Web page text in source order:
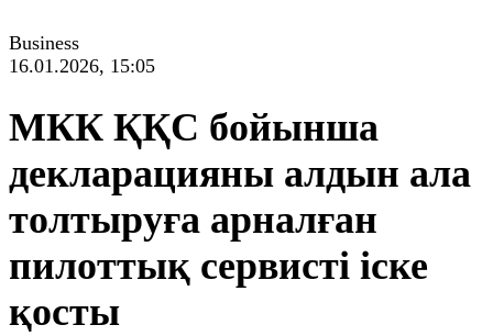
Business
16.01.2026, 15:05
МКК ҚҚС бойынша
декларацияны алдын ала
толтыруға арналған
пилоттық сервисті іске
қосты